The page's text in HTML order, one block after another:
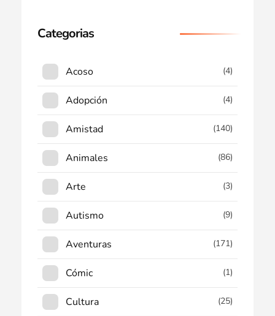
Categorias
Acoso (4)
Adopción (4)
Amistad (140)
Animales (86)
Arte (3)
Autismo (9)
Aventuras (171)
Cómic (1)
Cultura (25)